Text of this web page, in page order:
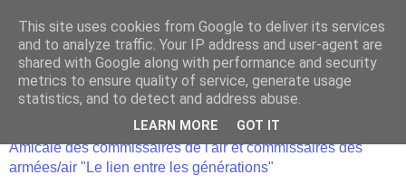
Amicale des commissaires de l'air et commissaires des
armées/air "Le lien entre les générations"
This site uses cookies from Google to deliver its services
and to analyze traffic. Your IP address and user-agent are
shared with Google along with performance and security
metrics to ensure quality of service, generate usage
statistics, and to detect and address abuse.
LEARN MORE GOT IT